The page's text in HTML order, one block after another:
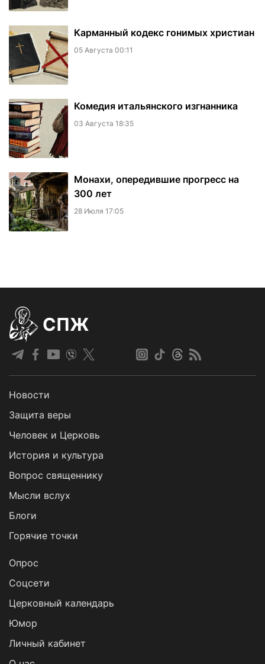
Карманный кодекс гонимых христиан
05 Августа 00:11
Комедия итальянского изгнанника
03 Августа 18:35
Монахи, опередившие прогресс на
300 лет
28 Июля 17:05
СПЖ
Новости
Защита веры
Человек и Церковь
История и культура
Вопрос священнику
Мысли вслух
Блоги
Горячие точки
Опрос
Cоцсети
Церковный календарь
Юмор
Личный кабинет